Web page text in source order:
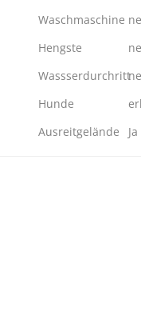
Waschmaschine
Hengste
Wassserdurchritt
Hunde
Ausreitgelände Ja